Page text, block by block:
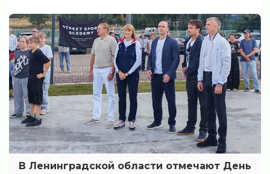
В Ленинградской области отмечают День